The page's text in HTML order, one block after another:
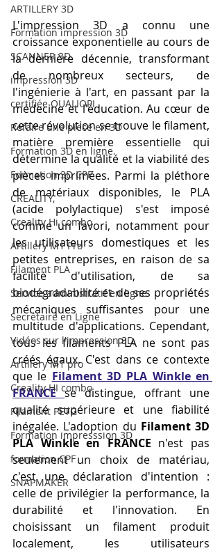
ARTILLERY 3D
Formation impression 3D
SCANNER 3D
impression 3D
certifiée QUALIOPI
Refaire une piece en 3D
Formation 3D en ligne.
Formation 3D CPF
CREALITY,
Creality Hi combo
Artillery M1 Pro
Filament PLA
Service administratif en ligne
Secrétaire en Ligne
Vidéos sur l'impression 3D,
Artillery M1 pro
Creality HI combo
Filament PETG
Formation impresssion 3D
formation CPF
SNAPMAKER
L'impression 3D a connu une
croissance exponentielle au cours de
la dernière décennie, transformant
de nombreux secteurs, de
l'ingénierie à l'art, en passant par la
médecine et l'éducation. Au cœur de
cette révolution se trouve le filament,
matière première essentielle qui
détermine la qualité et la viabilité des
pièces imprimées. Parmi la pléthore
de matériaux disponibles, le PLA
(acide polylactique) s'est imposé
comme un favori, notamment pour
les utilisateurs domestiques et les
petites entreprises, en raison de sa
facilité d'utilisation, de sa
biodégradabilité et de ses propriétés
mécaniques suffisantes pour une
multitude d'applications. Cependant,
tous les filaments PLA ne sont pas
créés égaux. C'est dans ce contexte
que le Filament 3D PLA Winkle en
FRANCE se distingue, offrant une
qualité supérieure et une fiabilité
inégalée. L'adoption du Filament 3D
PLA Winkle en FRANCE n'est pas
seulement un choix de matériau,
c'est une déclaration d'intention :
celle de privilégier la performance, la
durabilité et l'innovation. En
choisissant un filament produit
localement, les utilisateurs